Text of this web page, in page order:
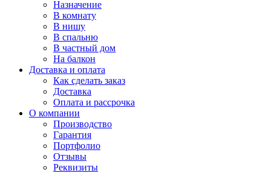
Назначение
В комнату
В нишу
В спальню
В частный дом
На балкон
Доставка и оплата
Как сделать заказ
Доставка
Оплата и рассрочка
О компании
Производство
Гарантия
Портфолио
Отзывы
Реквизиты